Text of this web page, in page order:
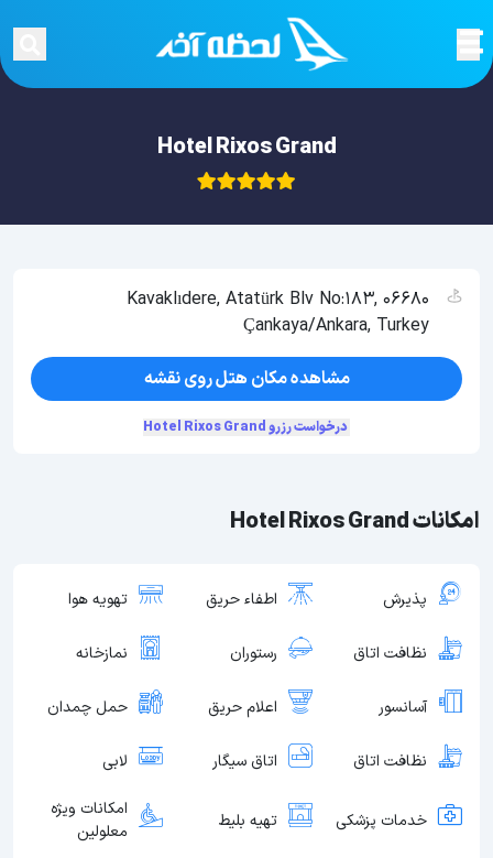
Hotel Rixos Grand
امکانات Hotel Rixos Grand
پذیرش اطفاء حریق تهویه هوا
نظافت اتاق رستوران نمازخانه
آسانسور اعلام حریق حمل چمدان
نظافت اتاق اتاق سیگار لابی
خدمات پزشکی تهیه بلیط
امکانات ویژه
معلولین
Kavaklıdere, Atatürk Blv No:183, 06680
Çankaya/Ankara, Turkey
مشاهده مکان هتل روی نقشه
درخواست رزرو Hotel Rixos Grand